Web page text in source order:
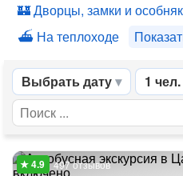
Дворцы, замки и
На теплоходе
Выбрать дату 1 чел.
497 отзывов